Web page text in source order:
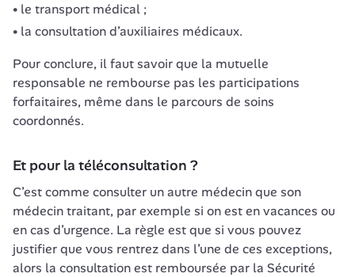
le transport médical ;
la consultation d’auxiliaires médicaux.
Pour conclure, il faut savoir que la mutuelle
responsable ne rembourse pas les participations
forfaitaires, même dans le parcours de soins
Et pour la téléconsultation ?
C’est comme consulter un autre médecin que son
médecin traitant, par exemple si on est en vacances ou
en cas d’urgence. La règle est que si vous pouvez
justifier que vous rentrez dans l’une de ces exceptions,
alors la consultation est remboursée par la Sécurité